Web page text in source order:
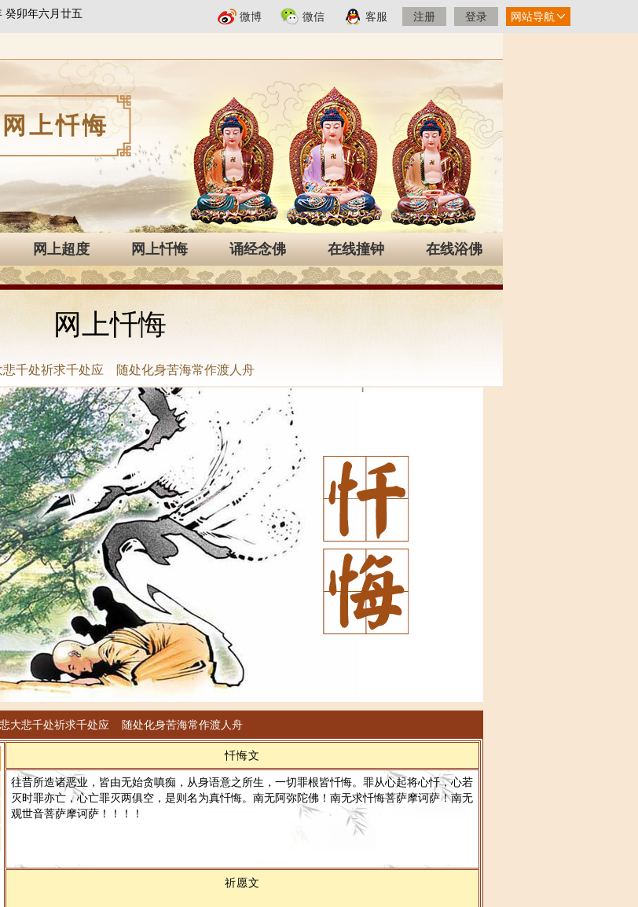
癸卯年六月廿五 微博 微信 客服 注册 登录 网站导航
网上忏悔
网上超度 网上忏悔 诵经念佛 在线撞钟 在线浴佛
网上忏悔
悲千处祈求千处应 随处化身苦海常作渡人舟
大悲千处祈求千处应 随处化身苦海常作渡人舟
忏悔文
往昔所造诸恶业，皆由无始贪嗔痴，从身语意之所生，一切罪根皆忏悔。罪从心起将心忏，心若
灭时罪亦亡，心亡罪灭两俱空，是则名为真忏悔。南无阿弥陀佛！南无求忏悔菩萨摩诃萨！南无
观世音菩萨摩诃萨！！！！
祈愿文